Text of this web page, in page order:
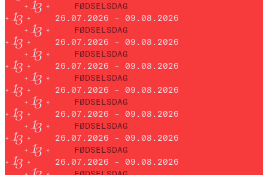
FØDSELSDAG
26.07.2026 – 09.08.2026
FØDSELSDAG
26.07.2026 – 09.08.2026
FØDSELSDAG
26.07.2026 – 09.08.2026
FØDSELSDAG
26.07.2026 – 09.08.2026
FØDSELSDAG
26.07.2026 – 09.08.2026
FØDSELSDAG
26.07.2026 – 09.08.2026
FØDSELSDAG
26.07.2026 – 09.08.2026